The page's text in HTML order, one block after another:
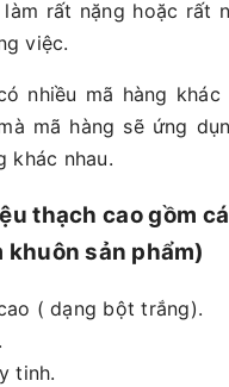
rất nặng hoặc rất
việc.
nhiều mã hàng khác
mã hàng sẽ ứng
khác nhau.
thạch cao gồm
khuôn sản phẩm)
( dạng bột trắng).
tinh.